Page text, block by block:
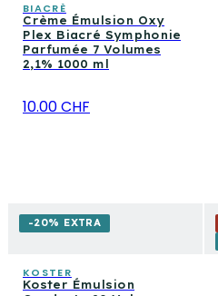
BIACRÈ
Crème Émulsion Oxy
Plex Biacré Symphonie
Parfumée 7 Volumes
2,1% 1000 ml
10.00 CHF
-20% EXTRA
KOSTER
Koster Émulsion